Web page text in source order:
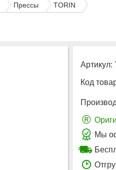
Прессы TORIN
Артикул:
Код
®
Мы